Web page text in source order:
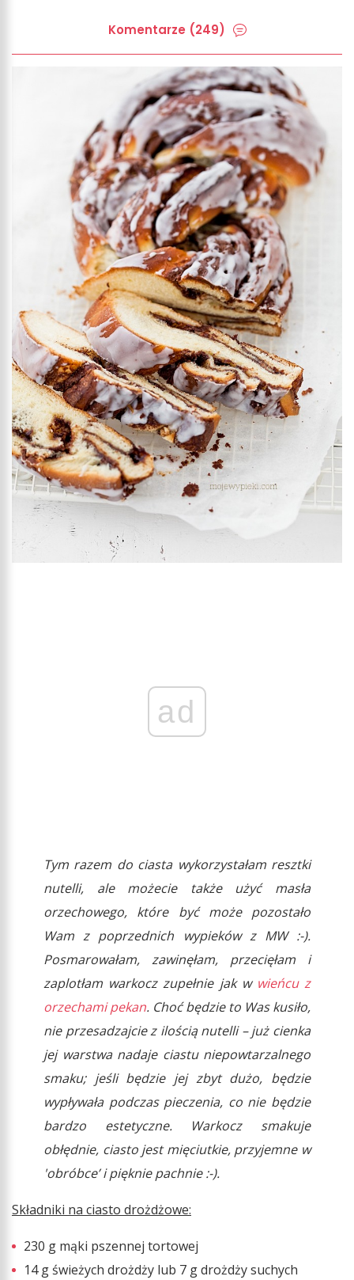
Komentarze (249)
ad
Tym razem do ciasta wykorzystałam resztki
nutelli, ale możecie także użyć masła
orzechowego, które być może pozostało
Wam z poprzednich wypieków z MW :-).
Posmarowałam, zawinęłam, przecięłam i
zaplotłam warkocz zupełnie jak w wieńcu z
orzechami pekan. Choć będzie to Was kusiło,
nie przesadzajcie z ilością nutelli – już cienka
jej warstwa nadaje ciastu niepowtarzalnego
smaku; jeśli będzie jej zbyt dużo, będzie
wypływała podczas pieczenia, co nie będzie
bardzo estetyczne. Warkocz smakuje
obłędnie, ciasto jest mięciutkie, przyjemne w
'obróbce’ i pięknie pachnie :-).
Składniki na ciasto drożdżowe:
230 g mąki pszennej tortowej
14 g świeżych drożdży lub 7 g drożdży suchych